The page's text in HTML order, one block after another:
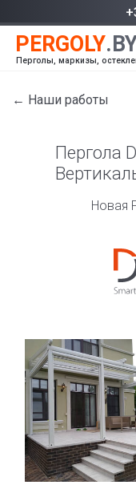
Перголы, маркизы,
← Наши работы
Пергола
Новая